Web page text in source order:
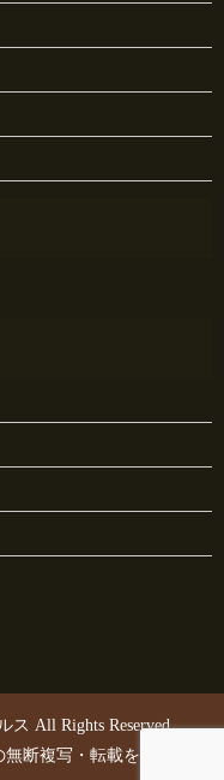
All Rights Reserved.
断複写・転載を禁じま